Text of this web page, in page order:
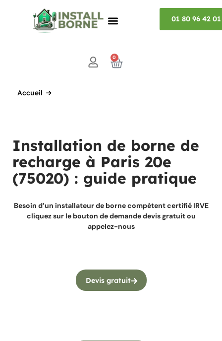
01 80 96 42 01
0
Accueil
Installation de borne de
recharge à Paris 20e
(75020) : guide pratique
Besoin d’un installateur de borne compétent certifié IRVE
cliquez sur le bouton de demande devis gratuit ou
appelez-nous
Devis gratuit